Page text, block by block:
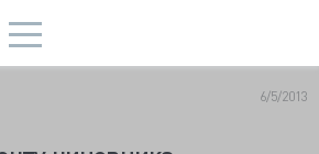
6/5/2013